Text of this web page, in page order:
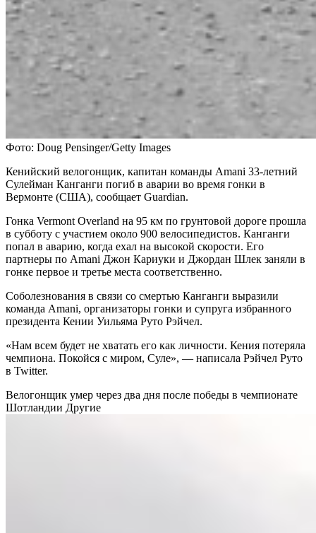
Фото: Doug Pensinger/Getty Images
Кенийский велогонщик, капитан команды Amani 33-летний
Сулейман Канганги погиб в аварии во время гонки в
Вермонте (США), сообщает Guardian.
Гонка Vermont Overland на 95 км по грунтовой дороге прошла
в субботу с участием около 900 велосипедистов. Канганги
попал в аварию, когда ехал на высокой скорости. Его
партнеры по Amani Джон Кариуки и Джордан Шлек заняли в
гонке первое и третье места соответственно.
Соболезнования в связи со смертью Канганги выразили
команда Amani, организаторы гонки и супруга избранного
президента Кении Уильяма Руто Рэйчел.
«Нам всем будет не хватать его как личности. Кения потеряла
чемпиона. Покойся с миром, Суле», — написала Рэйчел Руто
в Twitter.
Велогонщик умер через два дня после победы в чемпионате
Шотландии Другие